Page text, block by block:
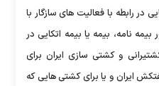
در رابطه با فعالیت ‌های سازگار با
نامه، بیمه یا بیمه اتکایی در
و کشتی سازی ایران برای
ایران و یا برای کشتی هایی که